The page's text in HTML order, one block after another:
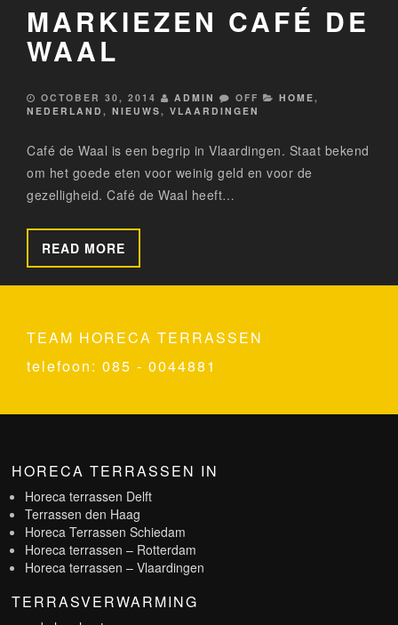
MARKIEZEN CAFÉ DE
WAAL
OCTOBER 30, 2014 ADMIN OFF HOME,
NEDERLAND , NIEUWS, VLAARDINGEN
Café de Waal is een begrip in Vlaardingen. Staat bekend
om het goede eten voor weinig geld en voor de
gezelligheid. Café de Waal heeft…
READ MORE
TEAM HORECA TERRASSEN
telefoon: 085 - 0044881
HORECA TERRASSEN IN
Horeca terrassen Delft
Terrassen den Haag
Horeca Terrassen Schiedam
Horeca terrassen – Rotterdam
Horeca terrassen – Vlaardingen
TERRASVERWARMING